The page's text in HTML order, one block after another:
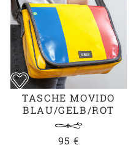
TASCHE MOVIDO
BLAU/GELB/ROT
95 €